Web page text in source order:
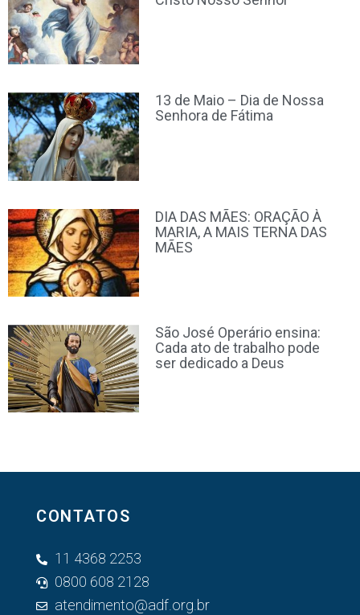
13 de Maio – Dia de Nossa
Senhora de Fátima
DIA DAS MÃES: ORAÇÃO À
MARIA, A MAIS TERNA DAS
MÃES
São José Operário ensina:
Cada ato de trabalho pode
ser dedicado a Deus
CONTATOS
11 4368 2253
0800 608 2128
atendimento@adf.org.br